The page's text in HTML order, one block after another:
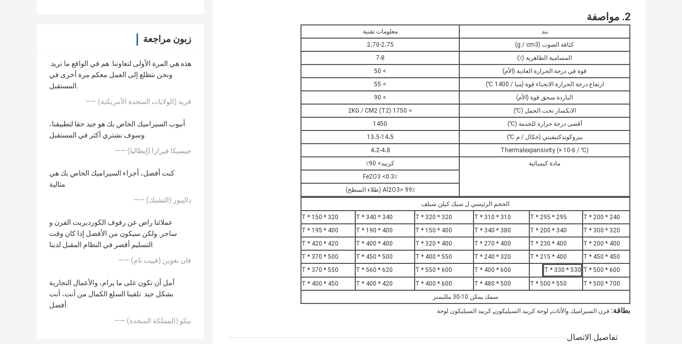
زبون مراجعة
هذه هي المرة الأولى لتعاوننا. هم في الواقع ما نريد.
ونحن نتطلع إلى العمل معكم مرة أخرى في
المستقبل.
—— فريد (الولايات المتحدة الأمريكية)
أنبوب السيراميك الخاص بك هو جيد حقا لتطبيقنا،
وسوف نشتري أكثر في المستقبل.
—— جيسيكا فيرارا (إيطاليا)
كنت أفضل، أجزاء السيراميك الخاص بك هي
مثالية
—— داليبور (التشيك)
عملائنا راض عن رفوف الكورديريت الفرن و
ساجر. ولكن سيكون من الأفضل إذا كان وقت
التسليم أقصر في النظام المقبل لدينا.
—— فان نغوين (فييت نام)
آمل أن تكون على ما يرام، والأعمال التجارية
بشكل جيد. تلقينا السلع الكمال من أنت، أنت
أفضل.
—— نيكو (المملكة المتحدة)
2. مواصفة
بند
معلومات تقنية
كثافة الصوت (g / cm3)
2،70-2،75
المسامية الظاهرية (٪)
7-8
قوة في درجة الحرارة العادية (الأم)
> 50
ارتفاع درجة الحرارة الانحناء قوة (مبا / 1400 ℃)
> 55
الباردة سحق قوة (الأم)
> 90
الانكسار تحت الحمل (℃)
> 1750 (T2) 2KG / CM2
أقصى درجة حرارة للخدمة (℃)
1450
بيروكوندكتيفيتي (خكال / م ℃)
13،5-14،5
Thermalexpansivity (× 10-6 / ℃)
4،2-4،8
مادة كيميائية
كربيد> 90٪
Fe2O3 <0.3٪
Al2O3> 99٪ (طلاء السطح)
الحجم الرئيسي ل سيك كيلن شيلف
240 * 200 * T
295 * 295 * T
310 * 310 * T
320 * 320 * T
340 * 340 * T
320 * 150 * T
320 * 300 * T
340 * 200 * T
380 * 340 * T
400 * 150 * T
400 * 190 * T
400 * 195 * T
400 * 200 * T
400 * 230 * T
400 * 270 * T
400 * 320 * T
400 * 400 * T
420 * 420 * T
450 * 450 * T
400 * 215 * T
320 * 240 * T
550 * 400 * T
500 * 450 * T
500 * 370 * T
600 * 500 * T
530 * 330 * T
600 * 400 * T
600 * 550 * T
620 * 560 * T
550 * 370 * T
700 * 500 * T
550 * 500 * T
500 * 480 * T
600 * 400 * T
420 * 400 * T
450 * 400 * T
سمك يمكن 10-30 ملليمتر
بطاقة: فرن السيراميك والأثاث, لوحة كربيد السيليكون, كربيد السيليكون لوحة
تفاصيل الاتصال